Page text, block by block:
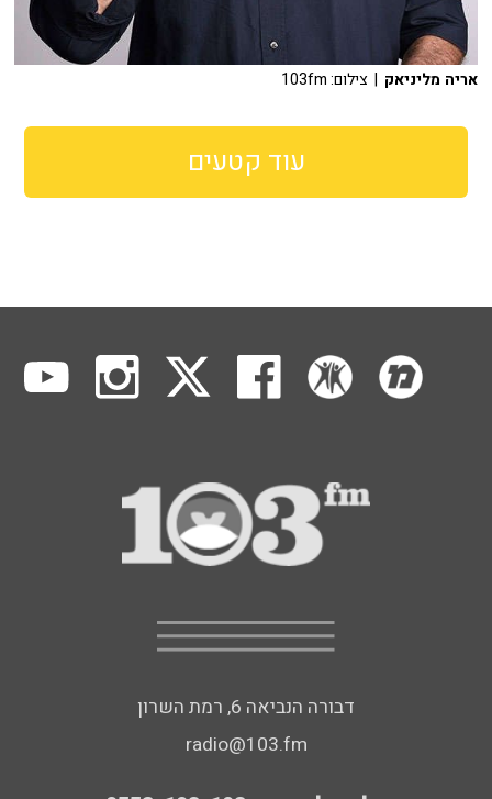
אריה מליניאק | צילום: 103fm
עוד קטעים
דבורה הנביאה 6, רמת השרון
radio@103.fm